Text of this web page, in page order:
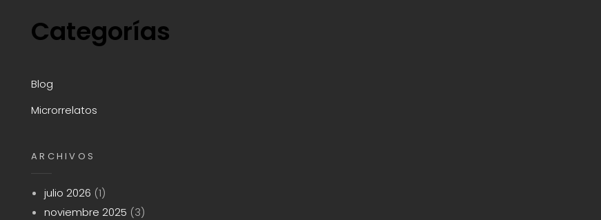
Categorías
Blog
Microrrelatos
ARCHIVOS
julio 2026 (1)
noviembre 2025 (3)